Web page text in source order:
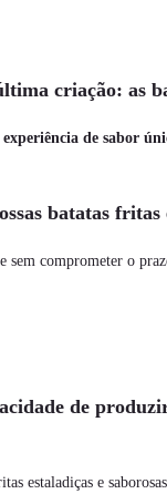
criação: as
de sabor
batatas
sem comprometer o
de
estaladiças e